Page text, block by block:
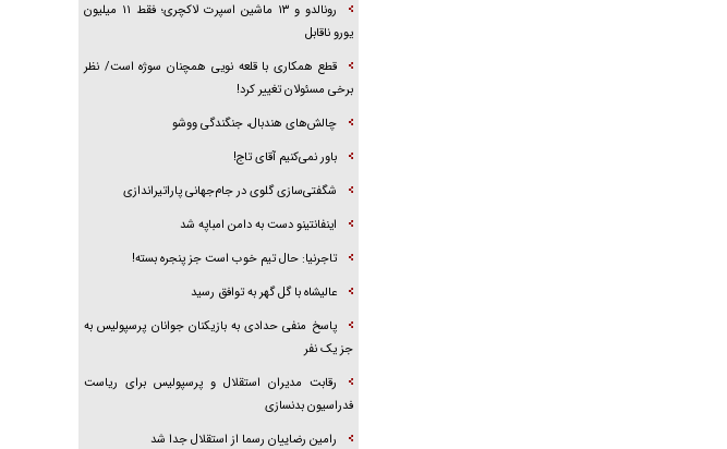
رونالدو و ۱۳ ماشین اسپرت لاکچری؛ فقط ۱۱ میلیون
یورو ناقابل
قطع همکاری با قلعه نویی همچنان سوژه است/ نظر
برخی مسئولان تغییر کرد!
چالش‌های هندبال، جنگندگی ووشو
باور نمی‌کنیم آقای تاج!
شگفتی‌سازی گلوی در جام‌جهانی پاراتیراندازی
اینفانتینو دست به دامن امباپه شد
تاجرنیا: حال تیم خوب است جز پنجره بسته!
عالیشاه با گل گهر به توافق رسید
پاسخ منفی حدادی به بازیکنان جوانان پرسپولیس به
جز یک نفر
رقابت مدیران استقلال و پرسپولیس برای ریاست
فدراسیون بدنسازی
رامین رضاییان رسما از استقلال جدا شد